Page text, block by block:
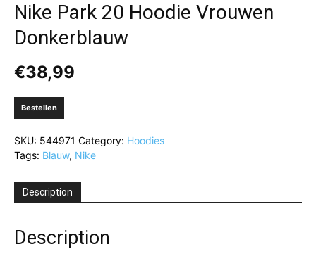
Nike Park 20 Hoodie Vrouwen
Donkerblauw
€38,99
Bestellen
SKU: 544971 Category: Hoodies
Tags: Blauw, Nike
Description
Description